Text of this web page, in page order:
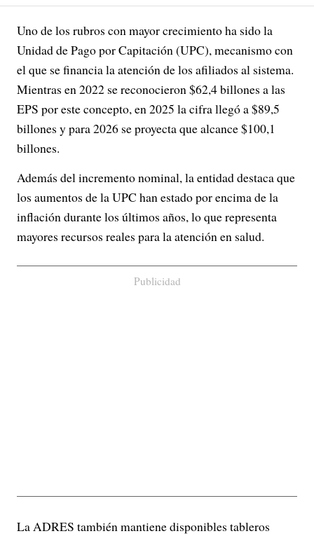
Uno de los rubros con mayor crecimiento ha sido la
Unidad de Pago por Capitación (UPC), mecanismo con
el que se financia la atención de los afiliados al sistema.
Mientras en 2022 se reconocieron $62,4 billones a las
EPS por este concepto, en 2025 la cifra llegó a $89,5
billones y para 2026 se proyecta que alcance $100,1
billones.
Además del incremento nominal, la entidad destaca que
los aumentos de la UPC han estado por encima de la
inflación durante los últimos años, lo que representa
mayores recursos reales para la atención en salud.
Publicidad
La ADRES también mantiene disponibles tableros